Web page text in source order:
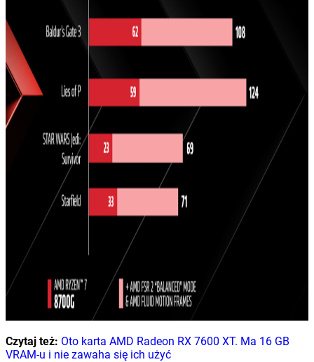
Czytaj też: Oto karta AMD Radeon RX 7600 XT. Ma 16 GB
VRAM-u i nie zawaha się ich użyć